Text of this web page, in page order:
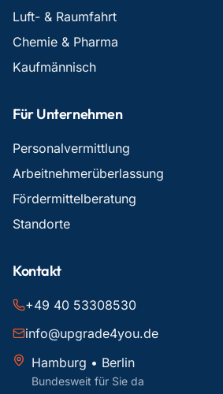
Luft- & Raumfahrt
Chemie & Pharma
Kaufmännisch
Für Unternehmen
Personalvermittlung
Arbeitnehmerüberlassung
Fördermittelberatung
Standorte
Kontakt
+49 40 53308530
info@upgrade4you.de
Hamburg • Berlin
Bundesweit für Sie da